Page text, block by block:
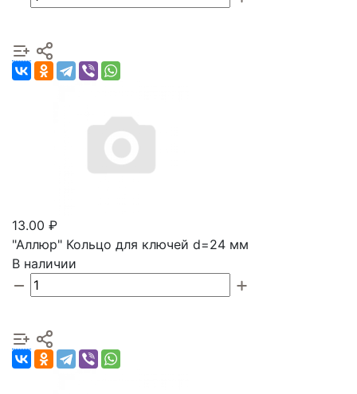
13.00 ₽
"Аллюр" Кольцо для ключей d=24 мм
В наличии